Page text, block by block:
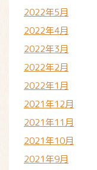
2022年5月
2022年4月
2022年3月
2022年2月
2022年1月
2021年12月
2021年11月
2021年10月
2021年9月